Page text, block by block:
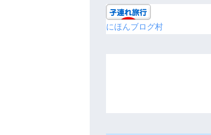
にほんブログ村